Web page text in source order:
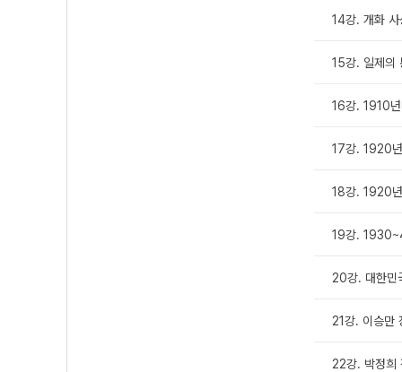
14강. 개화 사
15강. 일제의
16강. 1910
17강. 1920
18강. 1920
19강.
20강. 대한민
21강. 이승만
22강. 박정희